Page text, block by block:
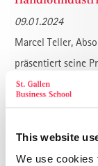
This website
We use cookies
09.01.2024
Marcel Teller,
präsentiert seine
Werttreiber
Dr. Claus W.